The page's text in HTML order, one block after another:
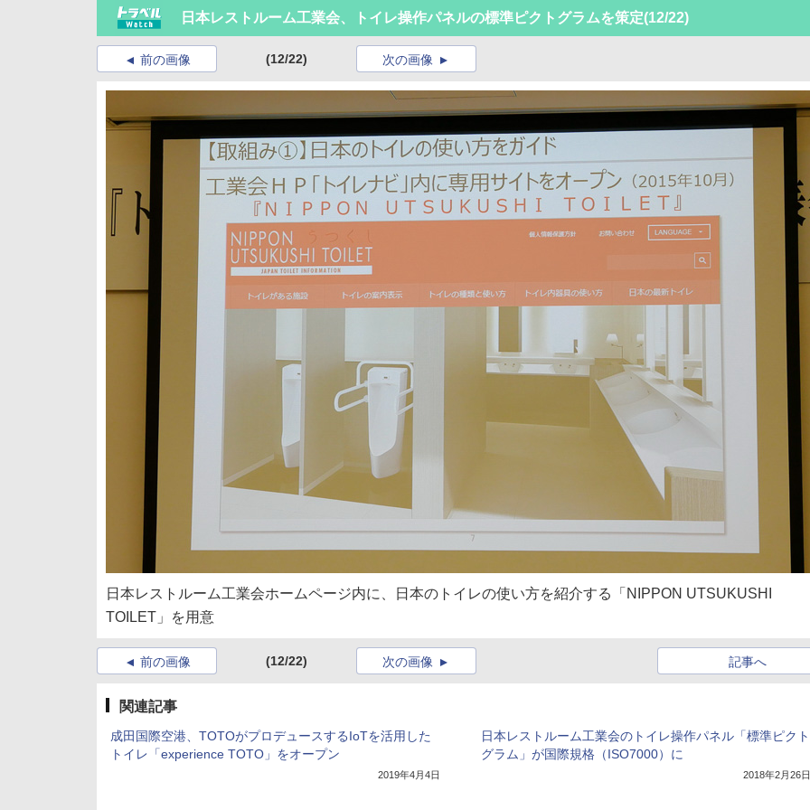
日本レストルーム工業会、トイレ操作パネルの標準ピクトグラムを策定(12/22)
前の画像 (12/22) 次の画像
日本レストルーム工業会ホームページ内に、日本のトイレの使い方を紹介する「NIPPON UTSUKUSHI
TOILET」を用意
前の画像 (12/22) 記事へ
次の画像
関連記事
成田国際空港、TOTOがプロデュースするIoTを活用した
トイレ「experience TOTO」をオープン
2019年4月4日
日本レストルーム工業会のトイレ操作パネル「標準ピクト
グラム」が国際規格（ISO7000）に
2018年2月26日